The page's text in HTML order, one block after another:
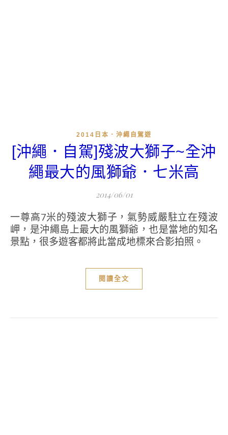
2014日本．沖繩自駕遊
[沖繩．自駕]殘波大獅子~全沖
繩最大的風獅爺．七米高
2014/06/01
一尊高7米的殘波大獅子，氣勢威嚴駐立在殘波
岬，是沖繩島上最大的風獅爺，也是當地的知名
景點，很多遊客都將此當成地標來合影拍照。
閱讀全文